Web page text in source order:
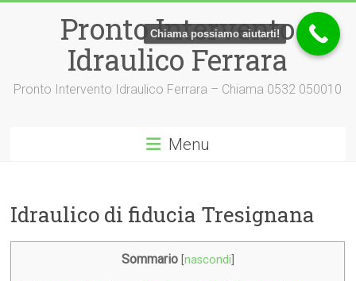
Pronto Intervento
Idraulico Ferrara
Pronto Intervento Idraulico Ferrara – Chiama 0532 050010
Menu
Idraulico di fiducia Tresignana
Sommario nascondi
Chiama possiamo aiutarti!